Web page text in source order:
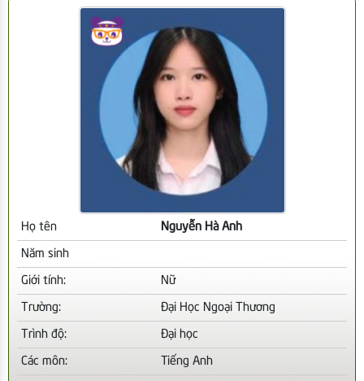
Họ tên Nguyễn Hà Anh
Năm sinh
Giới tính: Nữ
Trường: Đại Học Ngoại Thương
Trình độ: Đại học
Các môn: Tiếng Anh